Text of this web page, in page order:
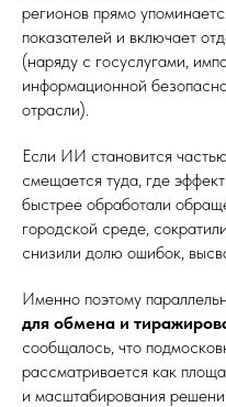
регионов прямо
показателей и включает
(наряду с госуслугами,
информационной
отрасли).
Если ИИ становится
смещается туда, где
быстрее обработали
городской среде,
снизили долю ошибок,
Именно поэтому
для обмена и
сообщалось, что
рассматривается как
и масштабирования